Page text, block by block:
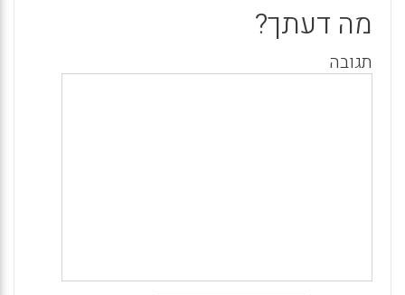
מה דעתך?
תגובה